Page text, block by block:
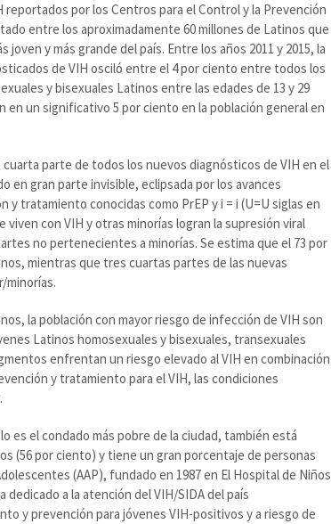
por los Centros para el Control y la Prevención
entre los aproximadamente 60 millones de Latinos que
y más grande del país. Entre los años 2011 y 2015, la
de VIH osciló entre el 4 por ciento entre todos los
y bisexuales Latinos entre las edades de 13 y 29
un significativo 5 por ciento en la población general en
parte de todos los nuevos diagnósticos de VIH en el
en gran parte invisible, eclipsada por los avances
tratamiento conocidas como PrEP y i = i (U=U siglas en
con VIH y otras minorías logran la supresión viral
no pertenecientes a minorías. Se estima que el 73 por
mientras que tres cuartas partes de las nuevas
minorías.
la población con mayor riesgo de infección de VIH son
Latinos homosexuales y bisexuales, transexuales
enfrentan un riesgo elevado al VIH en combinación
y tratamiento para el VIH, las condiciones
es el condado más pobre de la ciudad, también está
(56 por ciento) y tiene un gran porcentaje de personas
(AAP), fundado en 1987 en El Hospital de Niños
a la atención del VIH/SIDA del país
y prevención para jóvenes VIH-positivos y a riesgo de